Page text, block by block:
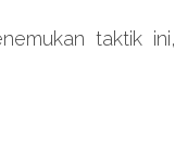
taktik ini,